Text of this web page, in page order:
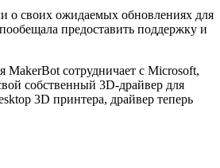
о своих ожидаемых обновлениях для
предоставить поддержку и
MakerBot сотрудничает с Microsoft,
собственный 3D-драйвер для
3D принтера, драйвер теперь